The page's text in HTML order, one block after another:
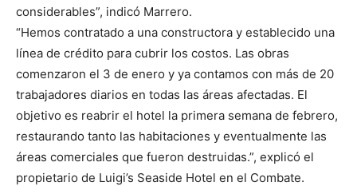
considerables”, indicó Marrero.
“Hemos contratado a una constructora y establecido una
línea de crédito para cubrir los costos. Las obras
comenzaron el 3 de enero y ya contamos con más de 20
trabajadores diarios en todas las áreas afectadas. El
objetivo es reabrir el hotel la primera semana de febrero,
restaurando tanto las habitaciones y eventualmente las
áreas comerciales que fueron destruidas.”, explicó el
propietario de Luigi’s Seaside Hotel en el Combate.